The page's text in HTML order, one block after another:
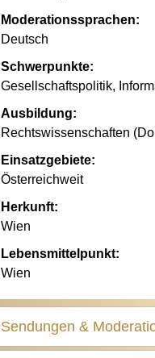
Moderationssprachen:
Deutsch
Schwerpunkte:
Gesellschaftspolitik,
Ausbildung:
Rechtswissenschaften
Einsatzgebiete:
Österreichweit
Herkunft:
Wien
Lebensmittelpunkt:
Wien
Sendungen &